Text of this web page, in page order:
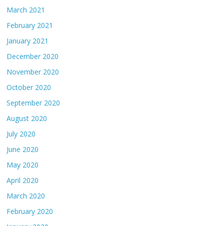
March 2021
February 2021
January 2021
December 2020
November 2020
October 2020
September 2020
August 2020
July 2020
June 2020
May 2020
April 2020
March 2020
February 2020